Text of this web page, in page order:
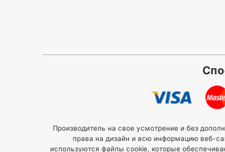
Производитель на свое усмотрение и без
права на дизайн и всю информацию веб-
используются файлы cookie, которые